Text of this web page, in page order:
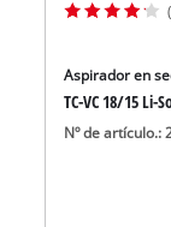
Aspirador en
TC-VC 18/15 Li-
Nº de artículo.: